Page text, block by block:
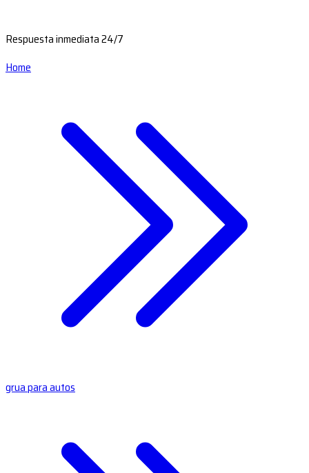
Respuesta inmediata 24/7
Home
grua para autos